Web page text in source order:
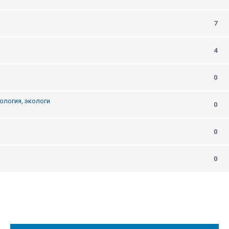
7
4
0
экологи 0
0
0